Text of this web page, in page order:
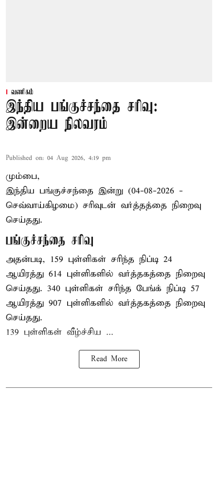
வணிகம்
இந்திய பங்குச்சந்தை சரிவு:
இன்றைய நிலவரம்
Published on: 04 Aug 2026, 4:19 pm
மும்பை,
இந்திய பங்குச்சந்தை இன்று (04-08-2026 -
செவ்வாய்கிழமை) சரிவுடன் வர்த்தத்தை நிறைவு
செய்தது.
பங்குச்சந்தை சரிவு
அதன்படி, 159 புள்ளிகள் சரிந்த நிப்டி 24
ஆயிரத்து 614 புள்ளிகளில் வர்த்தகத்தை நிறைவு
செய்தது. 340 புள்ளிகள் சரிந்த பேங்க் நிப்டி 57
ஆயிரத்து 907 புள்ளிகளில் வர்த்தகத்தை நிறைவு
செய்தது.
139 புள்ளிகள் வீழ்ச்சிய ...
Read More